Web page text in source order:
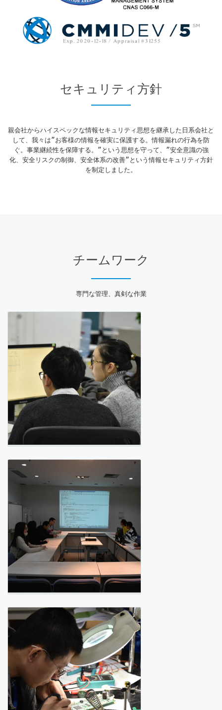
セキュリティ方針
親会社からハイスペックな情報セキュリティ思想を継承した日系会社と
して、我々は”お客様の情報を確実に保護する。情報漏れの行為を防
ぐ。事業継続性を保障する。”という思想を守って、”安全意識の強
化、安全リスクの制御、安全体系の改善”という情報セキュリティ方針
を制定しました。
チームワーク
専門な管理、真剣な作業
あかるく、やさしく、あつく
仕事を楽しむ
プロフェッショナル、エクセレ
ンス
品質を最優先